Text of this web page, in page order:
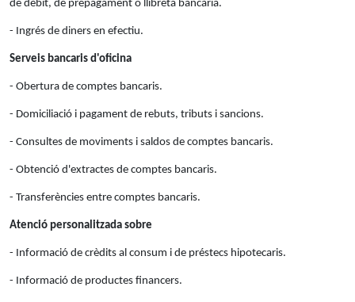
de dèbit, de prepagament o llibreta bancària.
- Ingrés de diners en efectiu.
Serveis bancaris d'oficina
- Obertura de comptes bancaris.
- Domiciliació i pagament de rebuts, tributs i sancions.
- Consultes de moviments i saldos de comptes bancaris.
- Obtenció d'extractes de comptes bancaris.
- Transferències entre comptes bancaris.
Atenció personalitzada sobre
- Informació de crèdits al consum i de préstecs hipotecaris.
- Informació de productes financers.